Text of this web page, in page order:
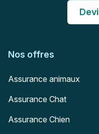
Nos offres
Assurance animaux
Assurance Chat
Assurance Chien